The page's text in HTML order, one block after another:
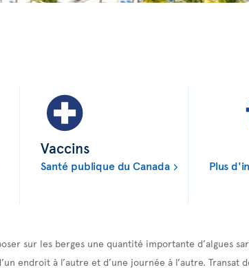
Vaccins
Santé publique du Canada Plus
sur les berges une quantité importante d’algues
endroit à l’autre et d’une journée à l’autre. Transat